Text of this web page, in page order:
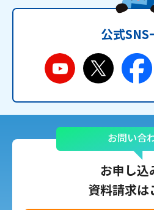
公式SNS
お問い合
お申し込
資料請求は